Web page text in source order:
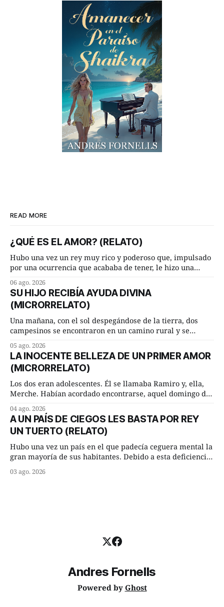
READ MORE
¿QUÉ ES EL AMOR? (RELATO)
Hubo una vez un rey muy rico y poderoso que, impulsado
por una ocurrencia que acababa de tener, le hizo una
Dime, hombre sabio, ¿qué es el amor según tú? Su
consejero, que era muy prudente y astuto le respondió de
inmediato:
06 ago. 2026
SU HIJO RECIBÍA AYUDA DIVINA
(MICRORRELATO)
Una mañana, con el sol despegándose de la tierra, dos
campesinos se encontraron en un camino rural y se
remolachas, Manuel? —quiso saber uno. —Eso acabo de
hacer, Paco. ¿Cómo va ese maíz tuyo? --se interesó el otro.
—De momento mejor
05 ago. 2026
LA INOCENTE BELLEZA DE UN PRIMER AMOR
(MICRORRELATO)
Los dos eran adolescentes. Él se llamaba Ramiro y, ella,
Merche. Habían acordado encontrarse, aquel domingo de
lugar del río que debía este nombre a la pronunciada
curva que la corriente fluvial presentaba en aquel punto.
Habían dispuesto que
04 ago. 2026
A UN PAÍS DE CIEGOS LES BASTA POR REY
UN TUERTO (RELATO)
Hubo una vez un país en el que padecía ceguera mental la
gran mayoría de sus habitantes. Debido a esta deficiencia,
superiores en número a los que no padecían ninguna
03 ago. 2026
Andres Fornells
Powered by Ghost